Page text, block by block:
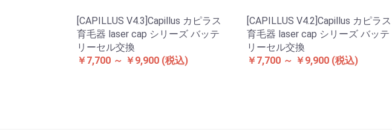
[CAPILLUS V4.3]Capillus カピラス
育毛器 laser cap シリーズ バッテ
リーセル交換
￥7,700 ～ ￥9,900 (税込)
[CAPILLUS V4.2]Capillus カピラス
育毛器 laser cap シリーズ バッテ
リーセル交換
￥7,700 ～ ￥9,900 (税込)